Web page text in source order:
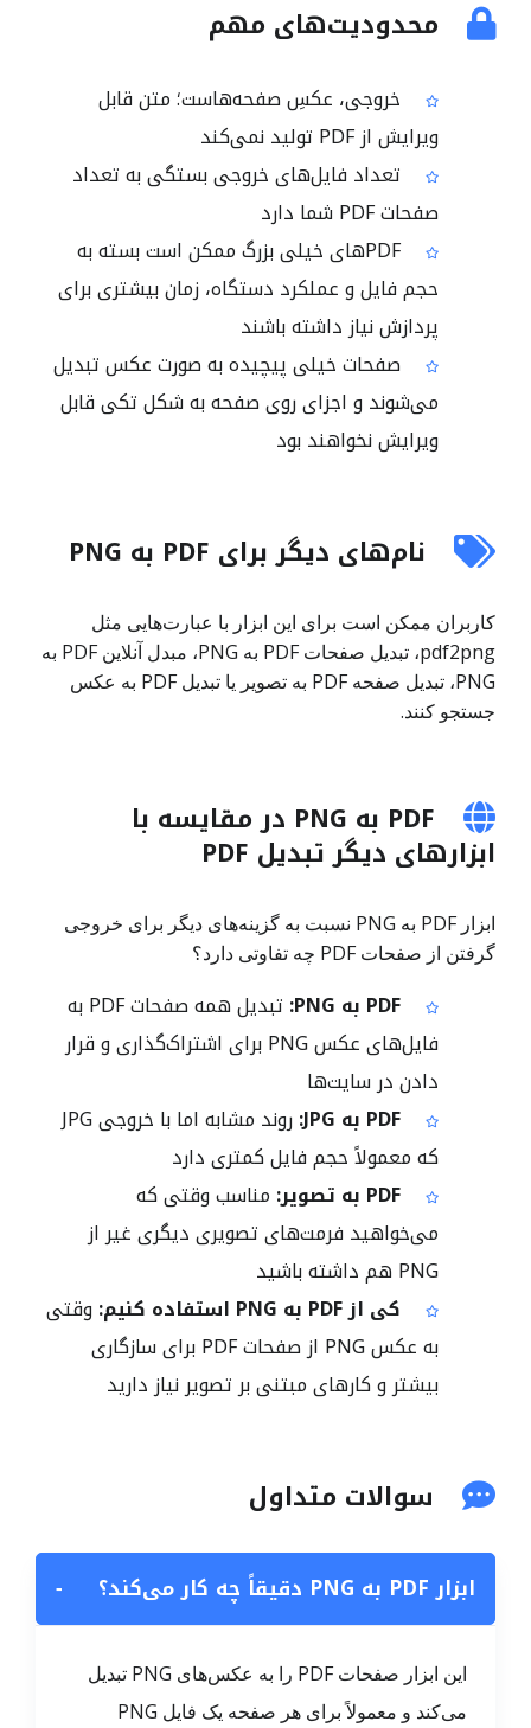
محدودیت‌های مهم
خروجی، عکسِ صفحه‌هاست؛ متن قابل
ویرایش از PDF تولید نمی‌کند
تعداد فایل‌های خروجی بستگی به تعداد
صفحات PDF شما دارد
PDFهای خیلی بزرگ ممکن است بسته به
حجم فایل و عملکرد دستگاه، زمان بیشتری برای
پردازش نیاز داشته باشند
صفحات خیلی پیچیده به صورت عکس تبدیل
می‌شوند و اجزای روی صفحه به شکل تکی قابل
ویرایش نخواهند بود
نام‌های دیگر برای PDF به PNG
کاربران ممکن است برای این ابزار با عبارت‌هایی مثل
pdf2png، تبدیل صفحات PDF به PNG، مبدل آنلاین PDF به
PNG، تبدیل صفحه PDF به تصویر یا تبدیل PDF به عکس
جستجو کنند.
PDF به PNG در مقایسه با
ابزارهای دیگر تبدیل PDF
ابزار PDF به PNG نسبت به گزینه‌های دیگر برای خروجی
گرفتن از صفحات PDF چه تفاوتی دارد؟
PDF به PNG:
تبدیل همه صفحات PDF به
فایل‌های عکس PNG برای اشتراک‌گذاری و قرار
دادن در سایت‌ها
PDF به JPG:
روند مشابه اما با خروجی JPG
که معمولاً حجم فایل کمتری دارد
PDF به تصویر:
مناسب وقتی که
می‌خواهید فرمت‌های تصویری دیگری غیر از
PNG هم داشته باشید
کی از PDF به PNG استفاده کنیم:
وقتی
به عکس PNG از صفحات PDF برای سازگاری
بیشتر و کارهای مبتنی بر تصویر نیاز دارید
سوالات متداول
ابزار PDF به PNG دقیقاً چه کار می‌کند؟ −
این ابزار صفحات PDF را به عکس‌های PNG تبدیل
می‌کند و معمولاً برای هر صفحه یک فایل PNG